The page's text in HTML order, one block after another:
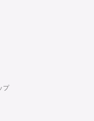
ましては、メールフォ
プ